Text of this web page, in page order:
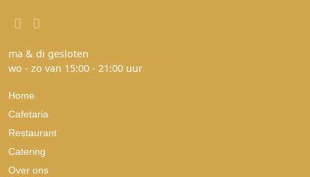
ma & di gesloten
wo - zo van 15:00 - 21:00 uur
Home
Cafetaria
Restaurant
Catering
Over ons